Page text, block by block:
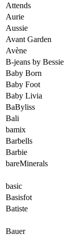
Attends
Aurie
Aussie
Avant Garden
Avène
B-jeans by Bessie
Baby Born
Baby Foot
Baby Livia
BaByliss
Bali
bamix
Barbells
Barbie
bareMinerals
basic
Basisfot
Batiste
Bauer